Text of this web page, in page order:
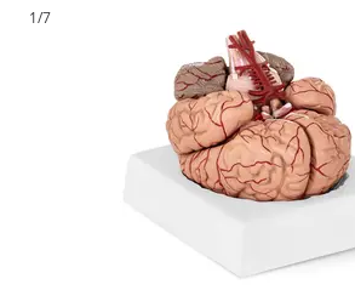
1/7